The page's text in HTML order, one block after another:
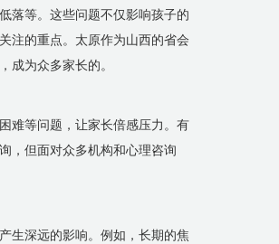
落等。这些问题不仅影响孩子的
注的重点。太原作为山西的省会
成为众多家长的。
难等问题，让家长倍感压力。有
，但面对众多机构和心理咨询
生深远的影响。例如，长期的焦